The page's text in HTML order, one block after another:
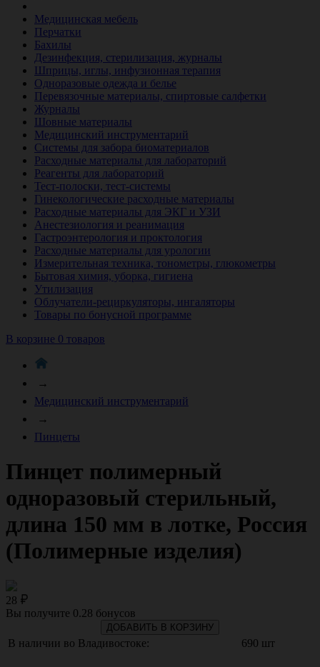
Медицинская мебель
Перчатки
Бахилы
Дезинфекция, стерилизация, журналы
Шприцы, иглы, инфузионная терапия
Одноразовые одежда и белье
Перевязочные материалы, спиртовые салфетки
Журналы
Шовные материалы
Медицинский инструментарий
Системы для забора биоматериалов
Расходные материалы для лабораторий
Реагенты для лабораторий
Тест-полоски, тест-системы
Гинекологические расходные материалы
Расходные материалы для ЭКГ и УЗИ
Анестезиология и реанимация
Гастроэнтерология и проктология
Расходные материалы для урологии
Измерительная техника, тонометры, глюкометры
Бытовая химия, уборка, гигиена
Утилизация
Облучатели-рециркуляторы, ингаляторы
Товары по бонусной программе
В корзине 0 товаров
→
Медицинский инструментарий
→
Пинцеты
Пинцет полимерный
одноразовый стерильный,
длина 150 мм в лотке, Россия
(Полимерные изделия)
28
Вы получите 0.28 бонусов
ДОБАВИТЬ В КОРЗИНУ
В наличии во Владивостоке: 690 шт